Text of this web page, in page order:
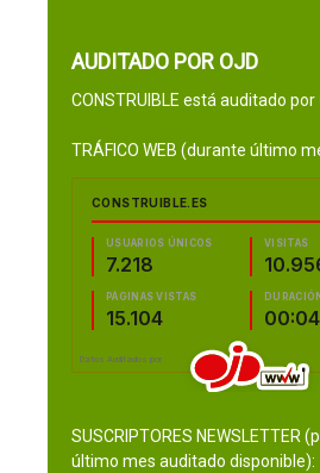
AUDITADO POR OJD
CONSTRUIBLE está auditado por
TRÁFICO WEB (durante último
SUSCRIPTORES NEWSLETTER
último mes auditado disponible):